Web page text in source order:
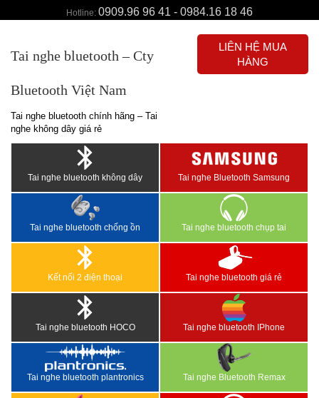
Hotline: 0909.96 96 41 - 0984.16 18 46
Tai nghe bluetooth – Cty
Bluetooth Việt Nam
Tai nghe bluetooth chính hãng – Tai
nghe không dây giá rẻ
LIÊN HỆ MUA
HÀNG
Tai nghe bluetooth không dây Tai nghe Bluetooth Samsung
Tai nghe bluetooth chống ồn Tai nghe bluetooth chụp tai
Kết nối 2 điện thoại Tai nghe bluetooth giá rẻ
Tai nghe bluetooth HOCO Tai nghe bluetooth IPhone
Tai nghe bluetooth plantronics Tai nghe Bluetooth Remax